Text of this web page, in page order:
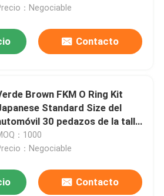
：Negociable
Contacto
Brown FKM O Ring Kit
Standard Size del
30 pedazos de la talla
：1000
：Negociable
Contacto